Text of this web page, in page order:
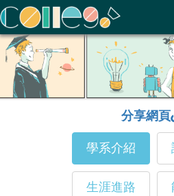
ColleGo! 大學選才與高中育才輔助系統
分享網頁
學系介紹
生涯進路